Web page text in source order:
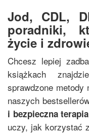
Jod, CDL,
poradniki,
życie i
Chcesz lepiej
książkach
sprawdzone metody
naszych
i bezpieczna
uczy, jak korzystać